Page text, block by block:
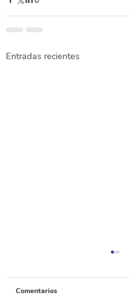
Entradas recientes
Comentarios